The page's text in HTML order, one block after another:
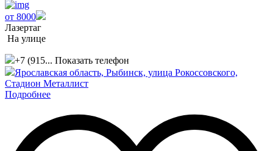
от 8000
Лазертаг
На улице
+7 (915... Показать телефон
Ярославская область, Рыбинск, улица Рокоссовского,
Стадион Металлист
Подробнее